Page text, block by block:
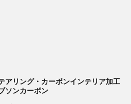
アリング・カーボンインテリア加工
ソンカーボン